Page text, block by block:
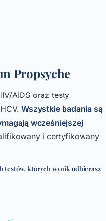
Propsyche
AIDS oraz testy
Wszystkie badania są
wcześniejszej
i certyfikowany
testów, których wynik odbierasz